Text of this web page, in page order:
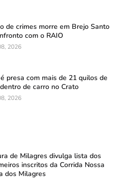
de crimes morre em Brejo Santo
com o RAIO
2026
presa com mais de 21 quilos de
de carro no Crato
2026
de Milagres divulga lista dos
inscritos da Corrida Nossa
dos Milagres